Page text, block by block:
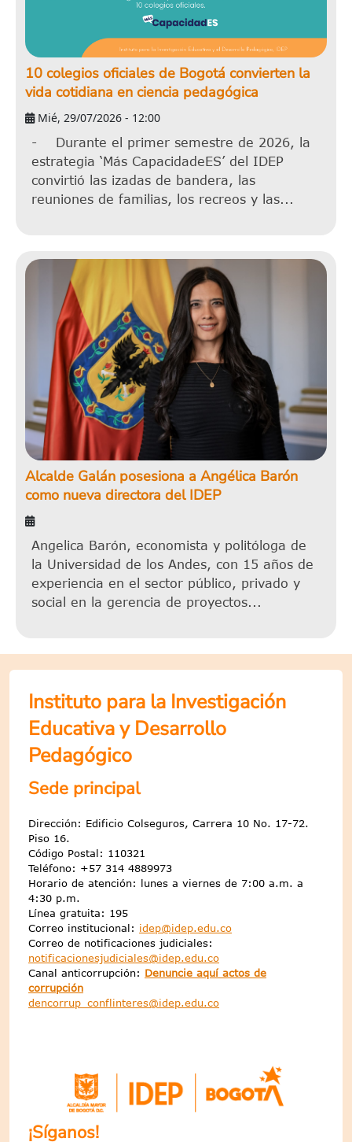
10 colegios oficiales de Bogotá convierten la
vida cotidiana en ciencia pedagógica
Mié, 29/07/2026 - 12:00
- Durante el primer semestre de 2026, la
estrategia ‘Más CapacidadeES’ del IDEP
convirtió las izadas de bandera, las
reuniones de familias, los recreos y las...
Alcalde Galán posesiona a Angélica Barón
como nueva directora del IDEP
Angelica Barón, economista y politóloga de
la Universidad de los Andes, con 15 años de
experiencia en el sector público, privado y
social en la gerencia de proyectos...
Instituto para la Investigación
Educativa y Desarrollo
Pedagógico
Sede principal
Dirección: Edificio Colseguros, Carrera 10 No. 17-72.
Piso 16.
Código Postal: 110321
Teléfono: +57 314 4889973
Horario de atención: lunes a viernes de 7:00 a.m. a
4:30 p.m.
Línea gratuita: 195
Correo institucional: idep@idep.edu.co
Correo de notificaciones judiciales:
notificacionesjudiciales@idep.edu.co
Canal anticorrupción: Denuncie aquí actos de
corrupción
dencorrup_conflinteres@idep.edu.co
¡Síganos!